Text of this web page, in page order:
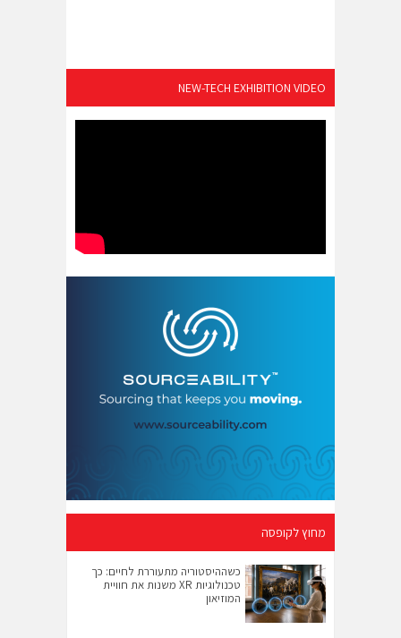
NEW-TECH EXHIBITION VIDEO
מחוץ לקופסה
כשההיסטוריה מתעוררת לחיים: כך
טכנולוגיות XR משנות את חוויית
המוזיאון